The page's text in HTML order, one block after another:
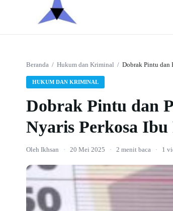
Beranda / Hukum dan Kriminal / Dobrak Pintu dan
HUKUM DAN KRIMINAL
Dobrak Pintu dan
Nyaris Perkosa Ibu
Oleh Ikhsan · 20 Mei 2025 · 2 menit baca · 1